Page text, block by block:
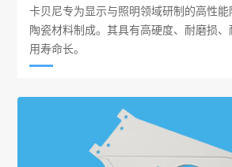
卡贝尼专为显示与照明领域研制的高性
陶瓷材料制成。其具有高硬度、耐磨损
用寿命长。